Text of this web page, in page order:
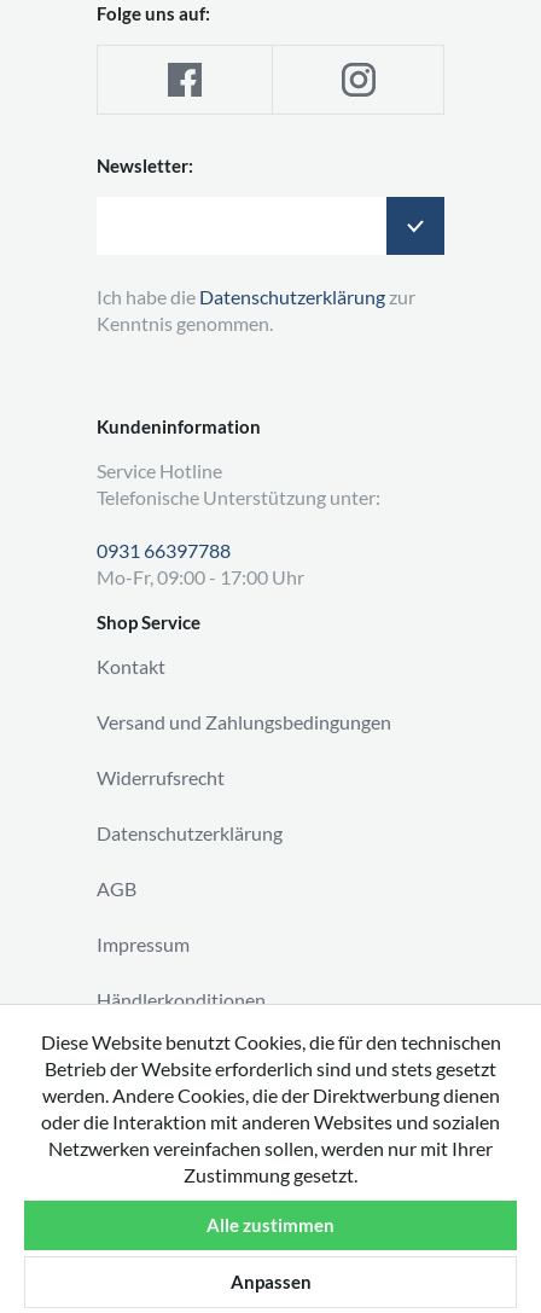
Kundeninformation
Service Hotline
Telefonische Unterstützung unter:
0931 66397788
Mo-Fr, 09:00 - 17:00 Uhr
Shop Service
Kontakt
Versand und Zahlungsbedingungen
Widerrufsrecht
Datenschutzerklärung
AGB
Impressum
Händlerkonditionen
Vertrag widerrufen
Folge uns auf:
Newsletter:
Ich habe die Datenschutzerklärung zur
Kenntnis genommen.
Diese Website benutzt Cookies, die für den technischen
Betrieb der Website erforderlich sind und stets gesetzt
werden. Andere Cookies, die der Direktwerbung dienen
oder die Interaktion mit anderen Websites und sozialen
Netzwerken vereinfachen sollen, werden nur mit Ihrer
Zustimmung gesetzt.